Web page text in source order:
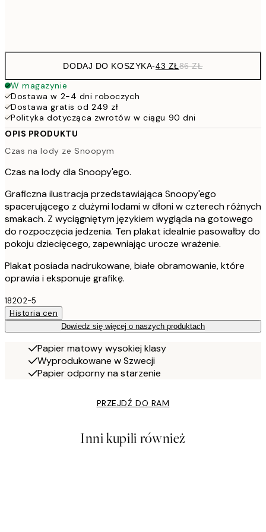
DODAJ DO KOSZYKA-43 ZŁ 86 ZŁ
W magazynie
Dostawa w 2-4 dni roboczych
Dostawa gratis od 249 zł
Polityka dotycząca zwrotów w ciągu 90 dni
OPIS PRODUKTU
Czas na lody ze Snoopym
Czas na lody dla Snoopy'ego.
Graficzna ilustracja przedstawiająca Snoopy'ego
spacerującego z dużymi lodami w dłoni w czterech różnych
smakach. Z wyciągniętym językiem wygląda na gotowego
do rozpoczęcia jedzenia. Ten plakat idealnie pasowałby do
pokoju dziecięcego, zapewniając urocze wrażenie.
Plakat posiada nadrukowane, białe obramowanie, które
oprawia i eksponuje grafikę.
18202-5
Historia cen
Dowiedz się więcej o naszych produktach
Papier matowy wysokiej klasy
Wyprodukowane w Szwecji
Papier odporny na starzenie
PRZEJDŹ DO RAM
Inni kupili również